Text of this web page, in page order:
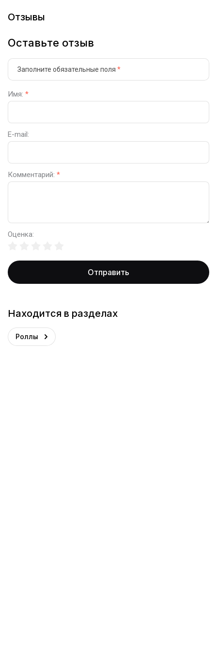
Отзывы
Оставьте отзыв
Заполните обязательные поля *
Имя: *
E-mail:
Комментарий: *
Оценка:
Отправить
Находится в разделах
Роллы